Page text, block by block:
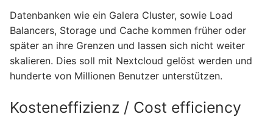
Datenbanken wie ein Galera Cluster, sowie Load
Balancers, Storage und Cache kommen früher oder
später an ihre Grenzen und lassen sich nicht weiter
skalieren. Dies soll mit Nextcloud gelöst werden und
hunderte von Millionen Benutzer unterstützen.
Kosteneffizienz / Cost efficiency